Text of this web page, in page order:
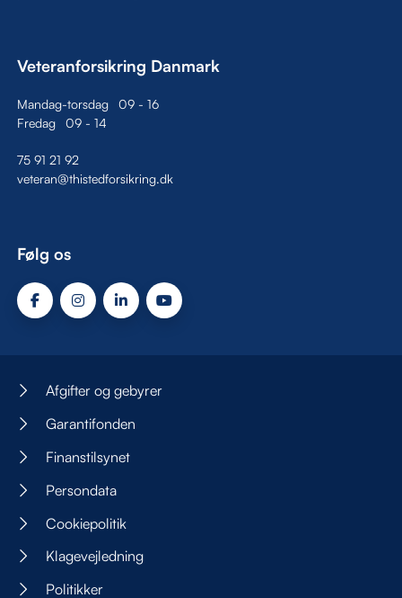
Veteranforsikring Danmark
Mandag-torsdag 09- 16
Fredag
09- 14
75 91 21 92
veteran@thistedforsikring.dk
Følg os
Afgifter og gebyrer
Garantifonden
Finanstilsynet
Persondata
Cookiepolitik
Klagevejledning
Politikker